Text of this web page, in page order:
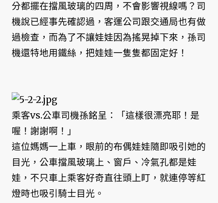
分都擺在擋風玻璃的四周，不會影響視線嗎？司
機說已經事先確認過，客運公司跟交通局也有做
過檢查，而為了不讓娃娃因為搖晃掉下來，孫司
機還特地用鐵絲，把娃娃一隻隻都固定好！
乘客vs.公車司機孫銘呈：「這樣很漂亮耶！是
喔！謝謝啊！」
這位媽媽一上車，眼前的布偶娃娃隨即吸引她的
目光，公車擋風玻璃上、窗戶、冷氣孔都是娃
娃，不只車上乘客好奇直往頭上盯，就連停等紅
燈時也吸引騎士目光。